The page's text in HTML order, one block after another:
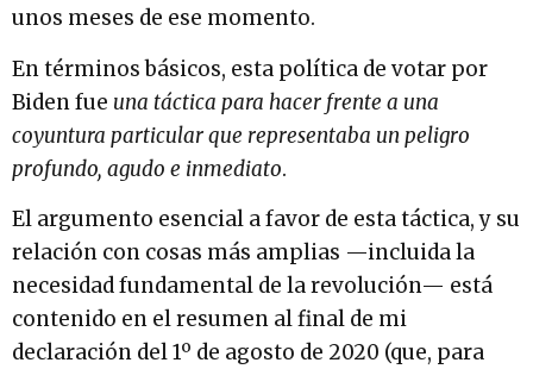
unos meses de ese momento.
En términos básicos, esta política de votar por
Biden fue una táctica para hacer frente a una
coyuntura particular que representaba un peligro
profundo, agudo e inmediato.
El argumento esencial a favor de esta táctica, y su
relación con cosas más amplias —incluida la
necesidad fundamental de la revolución— está
contenido en el resumen al final de mi
declaración del 1º de agosto de 2020 (que, para